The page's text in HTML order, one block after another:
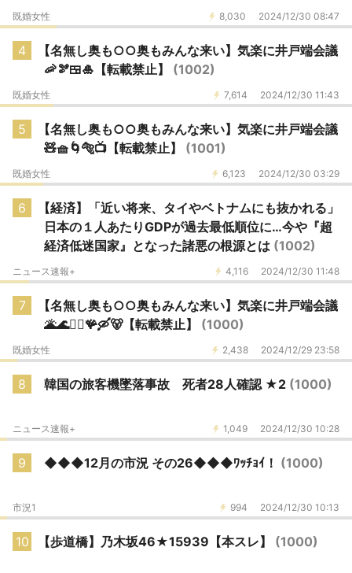
8,030 2024/12/30 08:47
既婚女性
4
【名無し奥も○○奥もみんな来い】気楽に井戸端会議
🦐🫘🍱🎍【転載禁止】 (1002)
7,614 2024/12/30 11:43
既婚女性
5
【名無し奥も○○奥もみんな来い】気楽に井戸端会議
🧸🧺🌀🐅📺️【転載禁止】 (1001)
6,123 2024/12/30 03:29
既婚女性
6
【経済】「近い将来、タイやベトナムにも抜かれる」
日本の１人あたりGDPが過去最低順位に…今や『超
経済低迷国家』となった諸悪の根源とは (1002)
4,116 2024/12/30 11:48
ニュース速報+
7
【名無し奥も○○奥もみんな来い】気楽に井戸端会議
🌋🌊🧜‍♀️🪸🛶🐻【転載禁止】 (1000)
2,438 2024/12/29 23:58
既婚女性
8 韓国の旅客機墜落事故 死者28人確認 ★2 (1000)
1,049 2024/12/30 10:28
ニュース速報+
9 ◆◆◆12月の市況 その26◆◆◆ﾜｯﾁｮｲ！ (1000)
994 2024/12/30 10:13
市況1
10 【歩道橋】乃木坂46★15939【本スレ】 (1000)